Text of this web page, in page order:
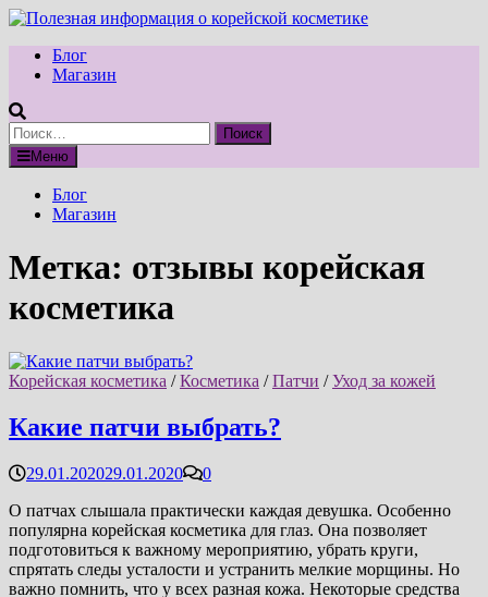
Перейти
содержимому
Блог
Магазин
Найти:
Меню
Блог
Магазин
Метка: отзывы корейская
косметика
Корейская косметика /Косметика /Патчи /Уход за кожей
Какие патчи выбрать?
29.01.202029.01.2020
0
О патчах слышала практически каждая девушка. Особенно
популярна корейская косметика для глаз. Она позволяет
подготовиться к важному мероприятию, убрать круги,
спрятать следы усталости и устранить мелкие морщины. Но
важно помнить, что у всех разная кожа. Некоторые средства